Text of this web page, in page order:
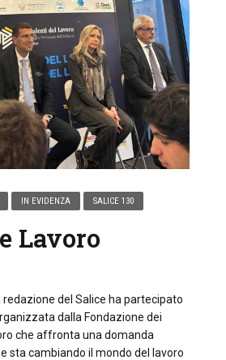
IN EVIDENZA SALICE 130
Lavoro
redazione del Salice ha partecipato
dalla Fondazione dei
che affronta una domanda
sta cambiando il mondo del lavoro